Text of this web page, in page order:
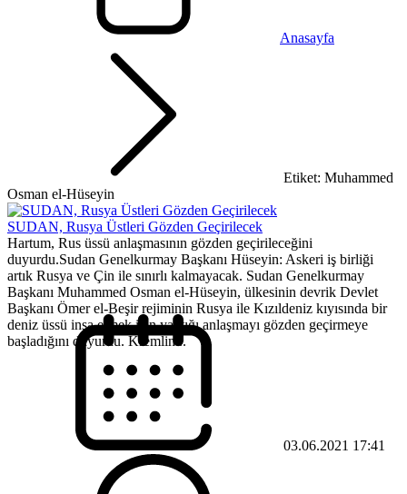
Anasayfa
Etiket: Muhammed
Osman el-Hüseyin
SUDAN, Rusya Üstleri Gözden Geçirilecek
Hartum, Rus üssü anlaşmasının gözden geçirileceğini
duyurdu.Sudan Genelkurmay Başkanı Hüseyin: Askeri iş birliği
artık Rusya ve Çin ile sınırlı kalmayacak. Sudan Genelkurmay
Başkanı Muhammed Osman el-Hüseyin, ülkesinin devrik Devlet
Başkanı Ömer el-Beşir rejiminin Rusya ile Kızıldeniz kıyısında bir
deniz üssü inşa etmek için yaptığı anlaşmayı gözden geçirmeye
başladığını duyurdu. Kremlin...
03.06.2021 17:41